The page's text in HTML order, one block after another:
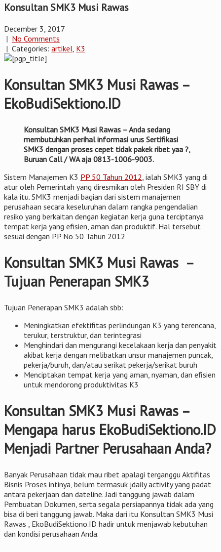
Konsultan SMK3 Musi Rawas
December 3, 2017
| No Comments
| Categories: artikel K3
Konsultan SMK3 Musi Rawas –
EkoBudiSektiono.ID
Konsultan SMK3 Musi Rawas – Anda sedang
membutuhkan perihal informasi urus Sertifikasi
SMK3 dengan proses cepet tidak pakek ribet yaa ?,
Buruan Call / WA aja 0813-1006-9003.
Sistem Manajemen K3 PP 50 Tahun 2012 , ialah SMK3 yang di
atur oleh Pemerintah yang diresmikan oleh Presiden RI SBY di
kala itu. SMK3 menjadi bagian dari sistem manajemen
perusahaan secara keseluruhan dalam rangka pengendalian
resiko yang berkaitan dengan kegiatan kerja guna terciptanya
tempat kerja yang efisien, aman dan produktif. Hal tersebut
sesuai dengan PP No 50 Tahun 2012
Konsultan SMK3 Musi Rawas –
Tujuan Penerapan SMK3
Tujuan Penerapan SMK3 adalah sbb:
Meningkatkan efektifitas perlindungan K3 yang terencana,
terukur, terstruktur, dan terintegrasi
Menghindari dan mengurangi kecelakaan kerja dan penyakit
akibat kerja dengan melibatkan unsur manajemen puncak,
pekerja/buruh, dan/atau serikat pekerja/serikat buruh
Menciptakan tempat kerja yang aman, nyaman, dan efisien
untuk mendorong produktivitas K3
Konsultan SMK3 Musi Rawas –
Mengapa harus EkoBudiSektiono.ID
Menjadi Partner Perusahaan Anda?
Banyak Perusahaan tidak mau ribet apalagi terganggu Aktifitas
Bisnis Proses intinya, belum termasuk jdaily activity yang padat
antara pekerjaan dan dateline. Jadi tanggung jawab dalam
Pembuatan Dokumen, serta segala persiapannya tidak ada yang
bisa di beri tanggung jawab. Maka dari itu Konsultan SMK3 Musi
Rawas , EkoBudiSektiono.ID hadir untuk menjawab kebutuhan
dan kondisi perusahaan Anda.